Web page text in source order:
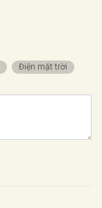
điện mặt trời